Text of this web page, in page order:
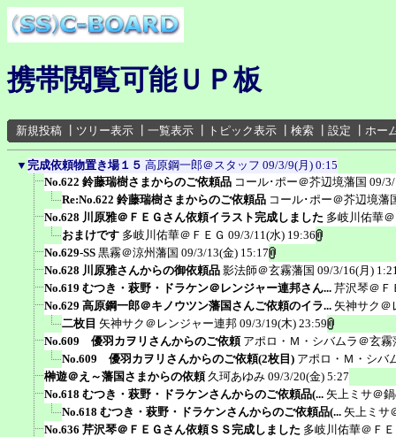
携帯閲覧可能ＵＰ板
新規投稿 ツリー表示 一覧表示 トピック表示 検索 設定 ホー
▼ 完成依頼物置き場１５ 高原鋼一郎＠スタッフ 09/3/9(月) 0:15
No.622 鈴藤瑞樹さまからのご依頼品 コール･ポー＠芥辺境藩国 09/
Re:No.622 鈴藤瑞樹さまからのご依頼品 コール･ポー＠芥辺境藩
No.628 川原雅＠ＦＥＧさん依頼イラスト完成しました 多岐川佑華
おまけです 多岐川佑華＠ＦＥＧ 09/3/11(水) 19:36
No.629-SS 黒霧＠涼州藩国 09/3/13(金) 15:17
No.628 川原雅さんからの御依頼品 影法師＠玄霧藩国 09/3/16(月)
No.619 むつき・萩野・ドラケン＠レンジャー連邦さん... 芹沢琴＠Ｆ
No.629 高原鋼一郎＠キノウツン藩国さんご依頼のイラ... 矢神サク＠
二枚目 矢神サク＠レンジャー連邦 09/3/19(木) 23:59
No.609 優羽カヲリさんからのご依頼 アポロ・Ｍ・シバムラ＠玄霧
No.609 優羽カヲリさんからのご依頼(2枚目) アポロ・Ｍ・シバ
榊遊＠え～藩国さまからの依頼 久珂あゆみ 09/3/20(金) 5:27
No.618 むつき・萩野・ドラケンさんからのご依頼品(... 矢上ミサ＠
No.618 むつき・萩野・ドラケンさんからのご依頼品(... 矢上ミサ
No.636 芹沢琴＠ＦＥＧさん依頼ＳＳ完成しました 多岐川佑華＠Ｆ